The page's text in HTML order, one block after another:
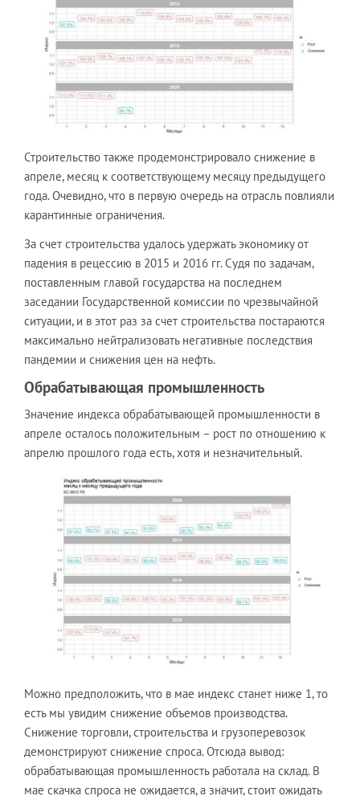
Строительство также продемонстрировало снижение в
апреле, месяц к соответствующему месяцу предыдущего
года. Очевидно, что в первую очередь на отрасль повлияли
карантинные ограничения.
За счет строительства удалось удержать экономику от
падения в рецессию в 2015 и 2016 гг. Судя по задачам,
поставленным главой государства на последнем
заседании Государственной комиссии по чрезвычайной
ситуации, и в этот раз за счет строительства постараются
максимально нейтрализовать негативные последствия
пандемии и снижения цен на нефть.
Обрабатывающая промышленность
Значение индекса обрабатывающей промышленности в
апреле осталось положительным – рост по отношению к
апрелю прошлого года есть, хотя и незначительный.
Можно предположить, что в мае индекс станет ниже 1, то
есть мы увидим снижение объемов производства.
Снижение торговли, строительства и грузоперевозок
демонстрируют снижение спроса. Отсюда вывод:
обрабатывающая промышленность работала на склад. В
мае скачка спроса не ожидается, а значит, стоит ожидать